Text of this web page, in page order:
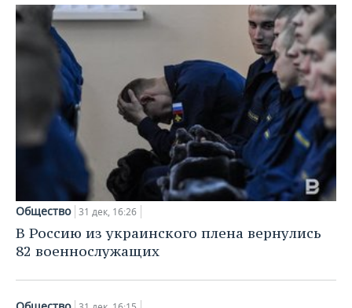
Общество 31 дек, 16:26
В Россию из украинского плена вернулись
82 военнослужащих